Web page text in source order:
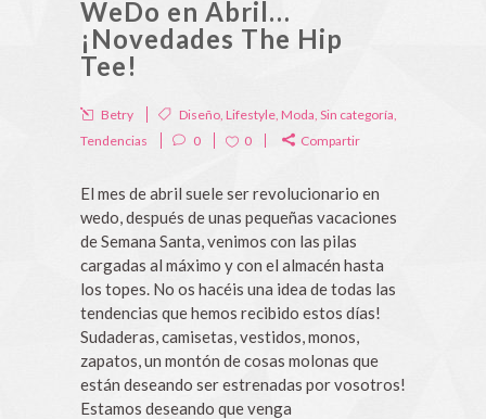
WeDo en Abril…
¡Novedades The Hip
Tee!
Betry Diseño Lifestyle Moda Sin categoría
Tendencias
0 0 Compartir
El mes de abril suele ser revolucionario en
wedo, después de unas pequeñas vacaciones
de Semana Santa, venimos con las pilas
cargadas al máximo y con el almacén hasta
los topes. No os hacéis una idea de todas las
tendencias que hemos recibido estos días!
Sudaderas, camisetas, vestidos, monos,
zapatos, un montón de cosas molonas que
están deseando ser estrenadas por vosotros!
Estamos deseando que venga